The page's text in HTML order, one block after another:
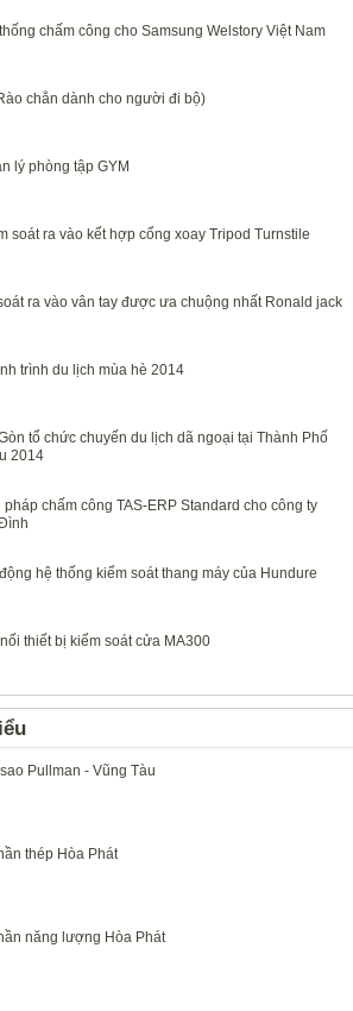
chấm công cho Samsung Welstory Việt Nam
chắn dành cho người đi bộ)
lý phòng tập GYM
soát ra vào kết hợp cổng xoay Tripod Turnstile
ra vào vân tay được ưa chuộng nhất Ronald jack
trình du lịch mùa hè 2014
tổ chức chuyến du lịch dã ngoại tại Thành Phố
2014
chấm công TAS-ERP Standard cho công ty
hệ thống kiểm soát thang máy của Hundure
thiết bị kiểm soát cửa MA300
Pullman - Vũng Tàu
thép Hòa Phát
năng lượng Hòa Phát